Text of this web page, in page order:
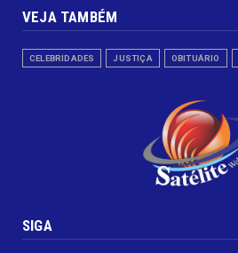
VEJA TAMBÉM
CELEBRIDADES JUSTIÇA OBITUÁRIO
SIGA